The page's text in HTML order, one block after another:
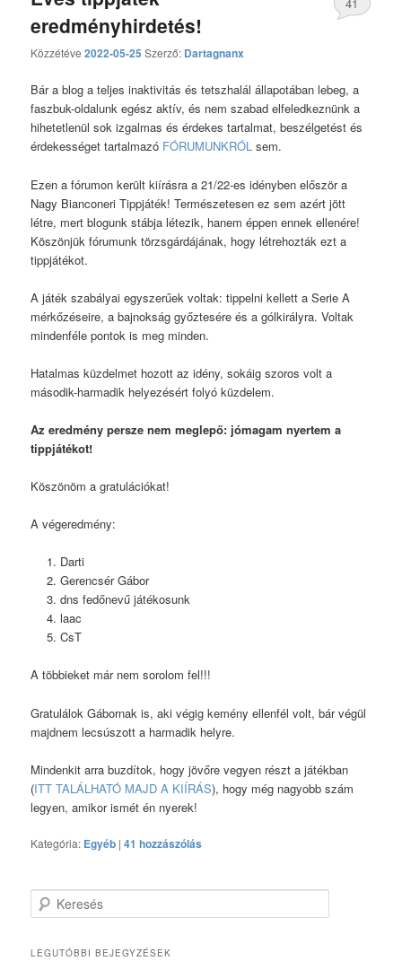
eredményhirdetés!
Közzétéve2022-05-25 Szerző: Dartagnanx
41
Bár a blog a teljes inaktivitás és tetszhalál állapotában lebeg, a
faszbuk-oldalunk egész aktív, és nem szabad elfeledkeznünk a
hihetetlenül sok izgalmas és érdekes tartalmat, beszélgetést és
érdekességet tartalmazó FÓRUMUNKRÓLsem.
Ezen a fórumon került kiírásra a 21/22-es idényben először a
Nagy Bianconeri Tippjáték! Természetesen ez sem azért jött
létre, mert blogunk stábja létezik, hanem éppen ennek ellenére!
Köszönjük fórumunk törzsgárdájának, hogy létrehozták ezt a
tippjátékot.
A játék szabályai egyszerűek voltak: tippelni kellett a Serie A
mérkőzéseire, a bajnokság győztesére és a gólkirályra. Voltak
mindenféle pontok is meg minden.
Hatalmas küzdelmet hozott az idény, sokáig szoros volt a
második-harmadik helyezésért folyó küzdelem.
Az eredmény persze nem meglepő: jómagam nyertem a
tippjátékot!
Köszönöm a gratulációkat!
A végeredmény:
Darti
Gerencsér Gábor
dns fedőnevű játékosunk
laac
CsT
A többieket már nem sorolom fel!!!
Gratulálok Gábornak is, aki végig kemény ellenfél volt, bár végül
majdnem lecsúszott a harmadik helyre.
Mindenkit arra buzdítok, hogy jövőre vegyen részt a játékban
(ITT TALÁLHATÓ MAJD A KIÍRÁS), hogy még nagyobb szám
legyen, amikor ismét én nyerek!
Kategória: Egyéb |41 hozzászólás
Keresés
LEGUTÓBBI BEJEGYZÉSEK